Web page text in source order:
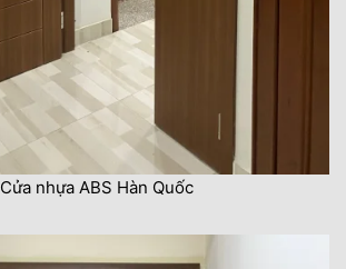
Cửa nhựa ABS Hàn Quốc